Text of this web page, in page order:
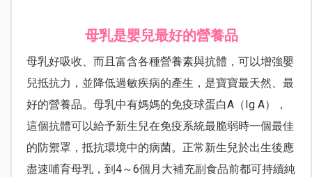
母乳是嬰兒最好的營養品
母乳好吸收、而且富含各種營養素與抗體，可以增強嬰
兒抵抗力，並降低過敏疾病的產生，是寶寶最天然、最
好的營養品。母乳中有媽媽的免疫球蛋白A（Ig A），
這個抗體可以給予新生兒在免疫系統最脆弱時一個最佳
的防禦罩，抵抗環境中的病菌。正常新生兒於出生後應
盡速哺育母乳，到4～6個月大補充副食品前都可持續純